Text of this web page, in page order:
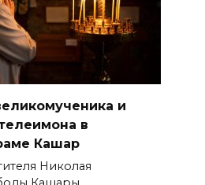
и
в
Кашар
Николая